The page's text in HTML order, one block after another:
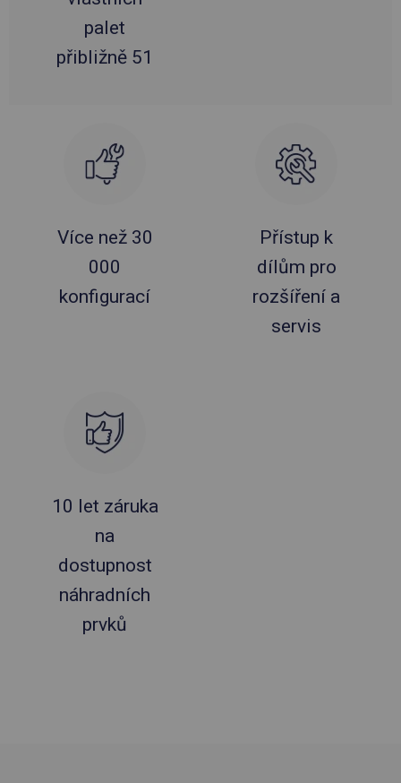
palet
přibližně 51
Více než 30
000
konfigurací
Přístup k
dílům pro
rozšíření a
servis
10 let záruka
na
dostupnost
náhradních
prvků